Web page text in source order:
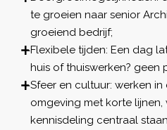
te groeien naar senior
groeiend bedrijf;
Flexibele tijden: Een dag
huis of thuiswerken? geen
Sfeer en cultuur: werken
omgeving met korte
kennisdeling centraal